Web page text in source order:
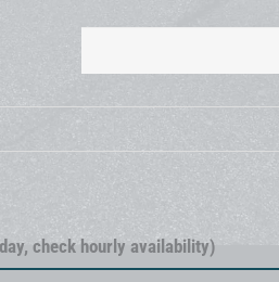
check hourly availability)